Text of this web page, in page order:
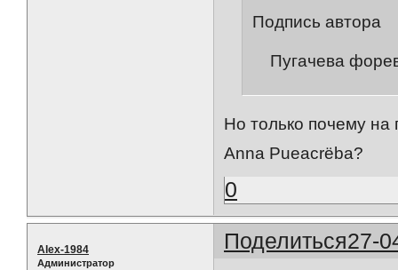
Подпись автора
Пугачева
Но только почему на
Anna Pueacrёba?
0
Поделиться27-
Alex-1984
Администратор